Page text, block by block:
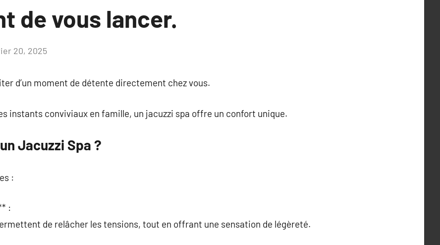
de vous lancer.
20, 2025
d’un moment de détente directement chez vous.
instants conviviaux en famille, un jacuzzi spa offre un confort unique.
Jacuzzi Spa ?
:
:
de relâcher les tensions, tout en offrant une sensation de légèreté.